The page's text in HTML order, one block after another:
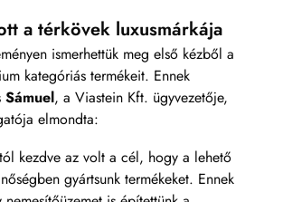
a térkövek luxusmárkája
ismerhettük meg első kézből a
kategóriás termékeit. Ennek
Sámuel, a Viastein Kft. ügyvezetője,
elmondta:
kezdve az volt a cél, hogy a lehető
gyártsunk termékeket. Ennek